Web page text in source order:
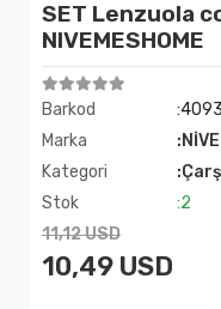
SET Lenzuola
NIVEMESHOME
Barkod
Marka
Kategori
Stok
:2
11,12 USD
10,49 USD